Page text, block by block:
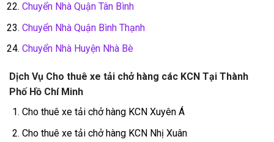
Chuyển Nhà Quận Tân Bình
Chuyển Nhà Quận Bình Thạnh
Chuyển Nhà Huyện Nhà Bè
Dịch Vụ Cho thuê xe tải chở hàng các KCN Tại Thành
Phố Hồ Chí Minh
Cho thuê xe tải chở hàng KCN Xuyên Á
Cho thuê xe tải chở hàng KCN Nhị Xuân